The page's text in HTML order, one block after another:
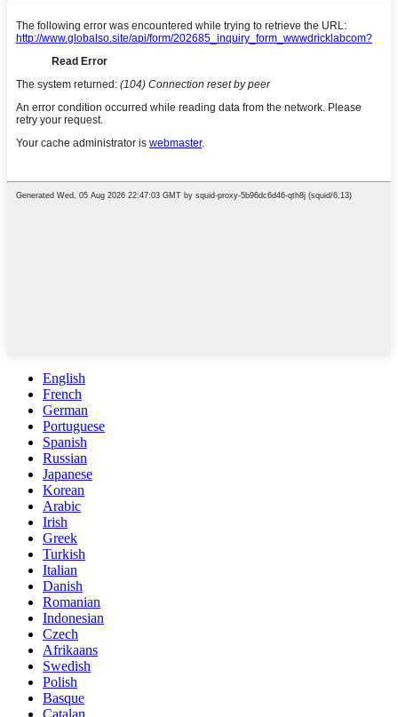
English
French
German
Portuguese
Spanish
Russian
Japanese
Korean
Arabic
Irish
Greek
Turkish
Italian
Danish
Romanian
Indonesian
Czech
Afrikaans
Swedish
Polish
Basque
Catalan